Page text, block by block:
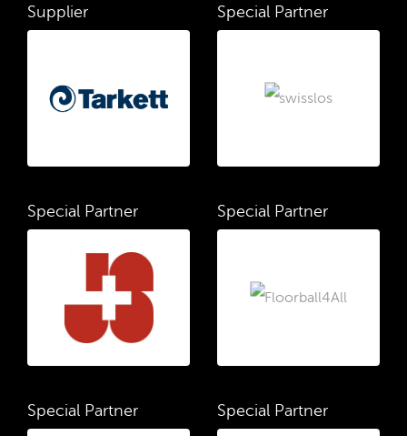
Supplier Special Partner
Special Partner Special Partner
Special Partner Special Partner